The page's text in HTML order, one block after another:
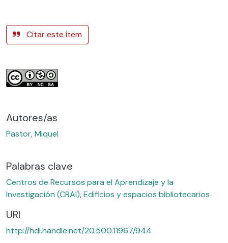
Citar este ítem
Autores/as
Pastor, Miquel
Palabras clave
Centros de Recursos para el Aprendizaje y la
Investigación (CRAI),Edificios y espacios bibliotecarios
URI
http://hdl.handle.net/20.500.11967/944